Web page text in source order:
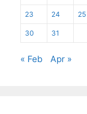
23 24 25
30 31
« Feb Apr »